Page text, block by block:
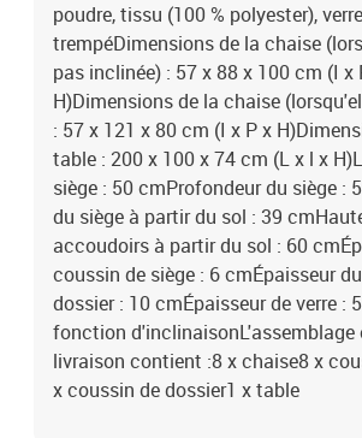
poudre, tissu (100 % polyester), verre
trempéDimensions de la chaise
pas inclinée) : 57 x 88 x 100 cm (I x
H)Dimensions de la chaise
: 57 x 121 x 80 cm (I x P x
table : 200 x 100 x 74 cm (L x l x
siège : 50 cmProfondeur du siège :
du siège à partir du sol : 39
accoudoirs à partir du sol : 60
coussin de siège : 6 cmÉpaisseur
dossier : 10 cmÉpaisseur de verre :
fonction d'inclinaisonL'assemblage
livraison contient :8 x chaise8 x
x coussin de dossier1 x table